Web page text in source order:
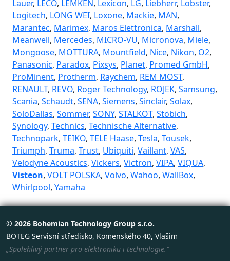
Lauer, LECO, LEMKEN, Lexicon, LG, Liebherr, Lobster,
Logitech, LONG WEI, Loxone, Mackie, MAN,
Marantec, Marimex, Maros Elettronica, Marshall,
Meanwell, Mercedes, MICRO-VU, Micronova, Miele,
Mongoose, MOTTURA, Mountfield, Nice, Nikon, O2,
Panasonic, Paradox, Pixsys, Planet, Promed GmbH,
ProMinent, Protherm, Raychem, REM MOST,
RENAULT, REVO, Roger Technology, ROJEK, Samsung,
Scania, Schaudt, SENA, Siemens, Sinclair, Solax,
SoloDallas, Sommer, SONY, STALKOT, Stöbich,
Synology, Technics, Technische Alternative,
Technopark, TEIKO, TELE Haase, Tesla, Tousek,
Triumph, Truma, Trust, Ubiquiti, Vaillant, VAS,
Velodyne Acoustics, Vickers, Victron, VIPA, VIQUA,
Visteon, VOLT POLSKA, Volvo, Wahoo, WallBox,
Whirlpool, Yamaha
© 2026 Bohemian Technology Group s.r.o.
BOTEG Servisní středisko, Komenského 40, Vlašim
„Spolehlivý partner pro elektroniku i technologie.“